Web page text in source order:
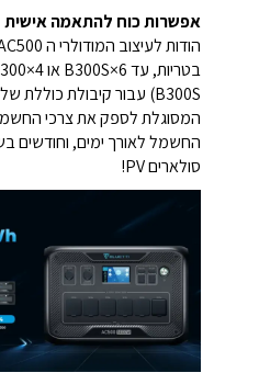
אפשרות כוח להתאמה אישית
המסוגלת לספק את צרכי
החשמל לאורך ימים, וחודשים
סולארים PV!